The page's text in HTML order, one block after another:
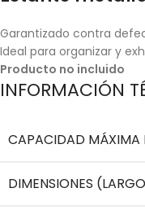
Garantizado contra
Ideal para organizar y
Producto no incluido
INFORMACIÓN
CAPACIDAD MÁXIMA
DIMENSIONES